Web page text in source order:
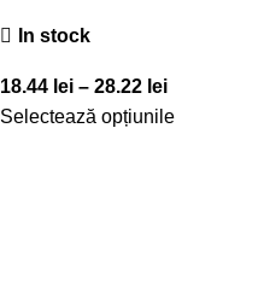
In stock
18.44 lei – 28.22 lei
Selectează opțiunile